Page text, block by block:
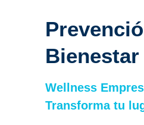
Bienestar
Wellness
Transforma tu